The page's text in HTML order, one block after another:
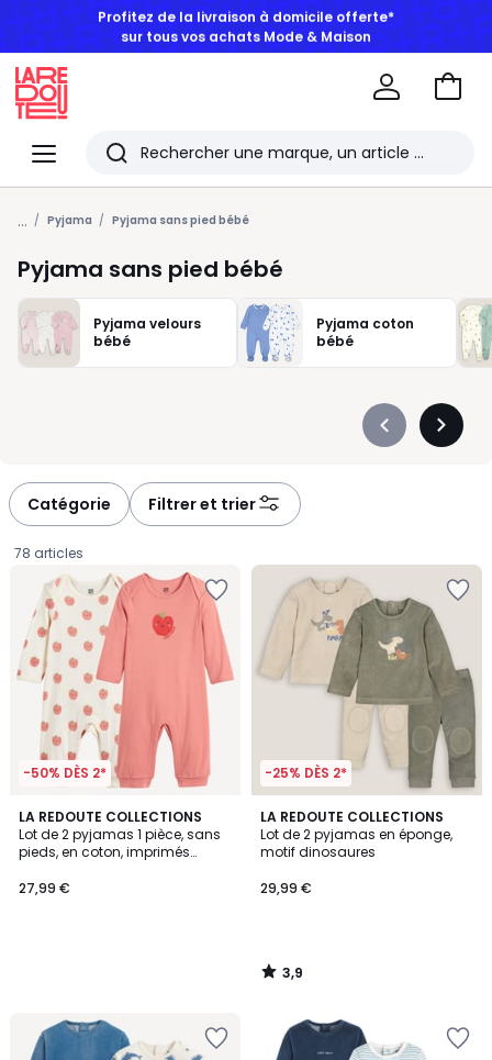
BONS PLANS | Jusqu'à -50% dès 2 articles*
Menu
Redoute
Rechercher
Les
derniers
articles
consultés
Aller
... Pyjama Pyjama sans pied bébé
Pyjama sans pied bébé
Pyjama velours
bébé
Pyjama coton
bébé
Précédent
Catégorie Filtrer et trier
78 articles
-50% DÈS 2*
LA REDOUTE COLLECTIONS
Lot de 2 pyjamas 1 pièce, sans
pieds, en coton, imprimés
€.
27,99 €
-25% DÈS 2*
LA REDOUTE COLLECTIONS
Lot de 2 pyjamas en éponge,
motif dinosaures
29,99 €
3,9
/ 5
3,9
/